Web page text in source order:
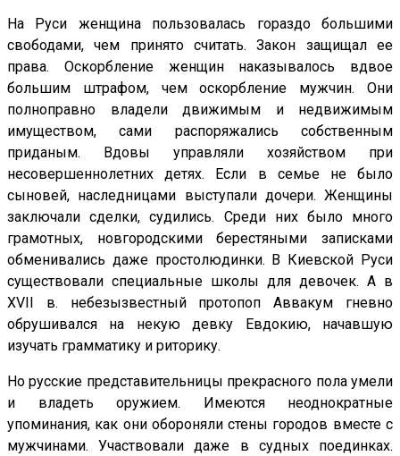
На Руси женщина пользовалась гораздо большими
свободами, чем принято считать. Закон защищал ее
права. Оскорбление женщин наказывалось вдвое
большим штрафом, чем оскорбление мужчин. Они
полноправно владели движимым и недвижимым
имуществом, сами распоряжались собственным
приданым. Вдовы управляли хозяйством при
несовершеннолетних детях. Если в семье не было
сыновей, наследницами выступали дочери. Женщины
заключали сделки, судились. Среди них было много
грамотных, новгородскими берестяными записками
обменивались даже простолюдинки. В Киевской Руси
существовали специальные школы для девочек. А в
XVII в. небезызвестный протопоп Аввакум гневно
обрушивался на некую девку Евдокию, начавшую
изучать грамматику и риторику.
Но русские представительницы прекрасного пола умели
и владеть оружием. Имеются неоднократные
упоминания, как они обороняли стены городов вместе с
мужчинами. Участвовали даже в судных поединках.